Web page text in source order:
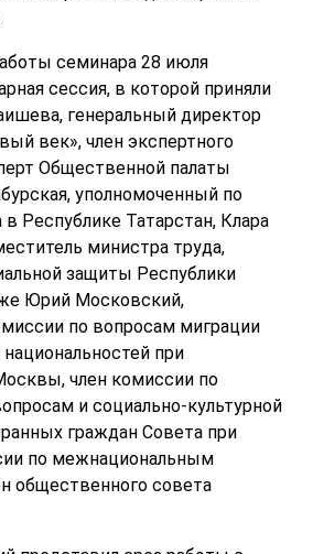
семинара 28 июля
сессия, в которой приняли
генеральный директор
век», член экспертного
Общественной палаты
уполномоченный по
Республике Татарстан, Клара
министра труда,
защиты Республики
Юрий Московский,
по вопросам миграции
при
член комиссии по
и социально-культурной
граждан Совета при
по межнациональным
общественного совета